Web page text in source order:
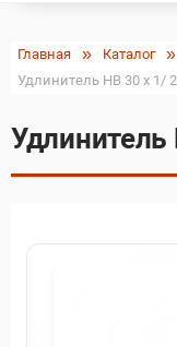
Главная Каталог
Удлинитель HВ 30 x 1/ 2
Удлинитель